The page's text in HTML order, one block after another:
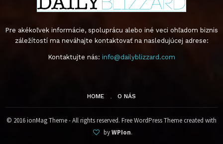
Pre akékoľvek informácie, spoluprácu alebo iné veci ohľadom biznis
záležítostí ma neváhajte kontaktovať na nasledujúcej adrese:
Kontaktujte nás: info@dailyblizzard.com
HOME O NÁS
© 2016 ionMag Theme - All rights reserved. Free WordPress Theme created with
byWPIon.